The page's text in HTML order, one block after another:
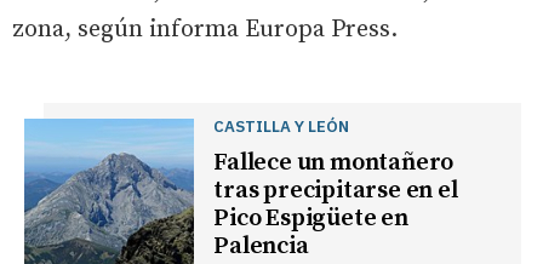
zona, según informa Europa Press.
CASTILLA Y LEÓN
Fallece un montañero
tras precipitarse en el
Pico Espigüete en
Palencia